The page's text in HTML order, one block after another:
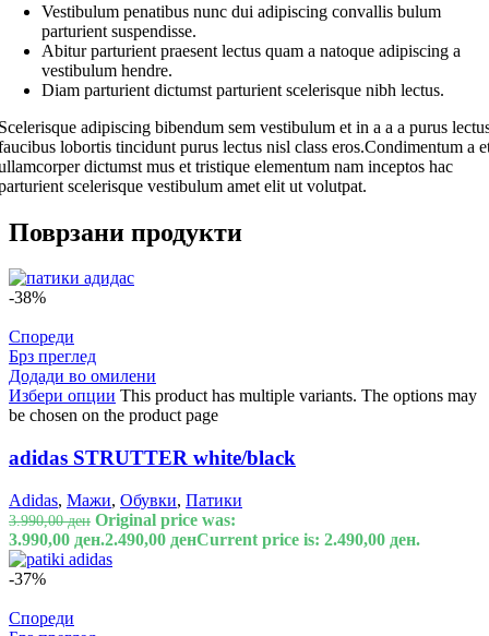
Vestibulum penatibus nunc dui adipiscing convallis bulum
parturient suspendisse.
Abitur parturient praesent lectus quam a natoque adipiscing a
vestibulum hendre.
Diam parturient dictumst parturient scelerisque nibh lectus.
adipiscing bibendum sem vestibulum et in a a a purus
lobortis tincidunt purus lectus nisl class eros.Condimentum a
dictumst mus et tristique elementum nam inceptos hac
scelerisque vestibulum amet elit ut volutpat.
Поврзани продукти
-38%
Спореди
Брз преглед
Додади во омилени
Избери опции This product has multiple variants. The options may
be chosen on the product page
adidas STRUTTER white/black
Adidas, Мажи, Обувки, Патики
3.990,00ден Original price was:
3.990,00 ден.2.490,00 денCurrent price is: 2.490,00 ден.
-37%
Спореди